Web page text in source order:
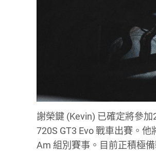
謝榮鍵 (Kevin) 已確定將參
720S GT3 Evo 戰車出賽。
Am 組別賽事。目前正積極